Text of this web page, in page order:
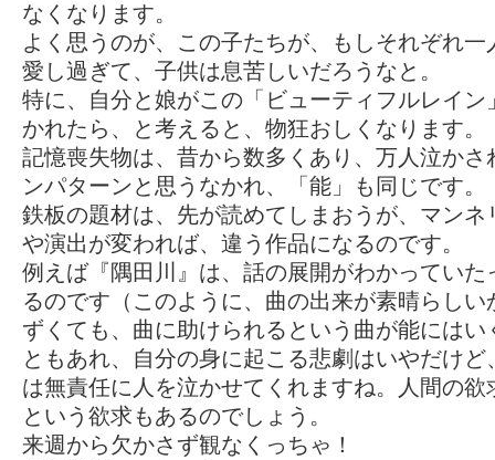
なくなります。
よく思うのが、この子たちが、もしそれぞれ
愛し過ぎて、子供は息苦しいだろうなと。
特に、自分と娘がこの「ビューティフルレイン
かれたら、と考えると、物狂おしくなります。
記憶喪失物は、昔から数多くあり、万人泣かさ
ンパターンと思うなかれ、「能」も同じです。
鉄板の題材は、先が読めてしまおうが、マンネ
や演出が変われば、違う作品になるのです。
例えば『隅田川』は、話の展開がわかっていた
るのです（このように、曲の出来が素晴らし
ずくても、曲に助けられるという曲が能には
ともあれ、自分の身に起こる悲劇はいやだけ
は無責任に人を泣かせてくれますね。人間の
という欲求もあるのでしょう。
来週から欠かさず観なくっちゃ！